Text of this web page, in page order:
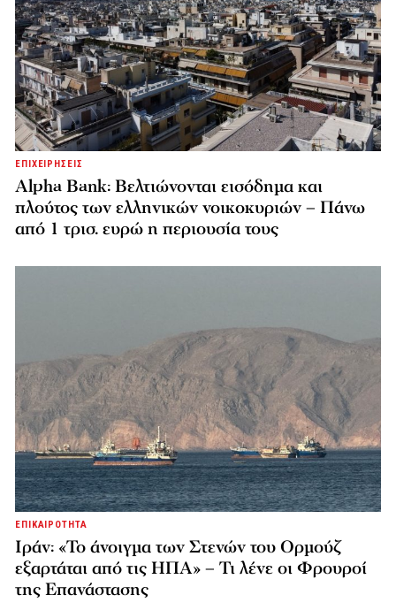
ΕΠΙΧΕΙΡΗΣΕΙΣ
Alpha Bank: Βελτιώνονται εισόδημα και
πλούτος των ελληνικών νοικοκυριών – Πάνω
από 1 τρισ. ευρώ η περιουσία τους
ΕΠΙΚΑΙΡΟΤΗΤΑ
Ιράν: «Το άνοιγμα των Στενών του Ορμούζ
εξαρτάται από τις ΗΠΑ» – Τι λένε οι Φρουροί
της Επανάστασης